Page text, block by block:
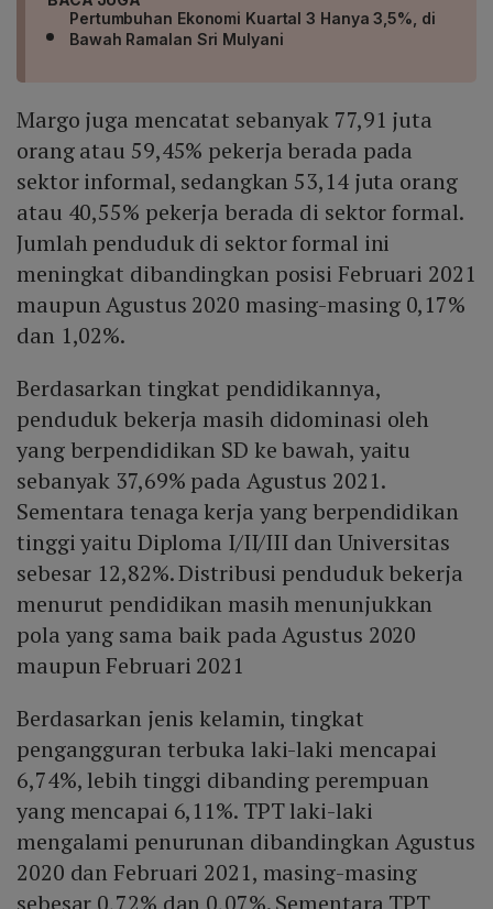
Pertumbuhan Ekonomi Kuartal 3 Hanya 3,5%, di
Bawah Ramalan Sri Mulyani
Margo juga mencatat sebanyak 77,91 juta
orang atau 59,45% pekerja berada pada
sektor informal, sedangkan 53,14 juta orang
atau 40,55% pekerja berada di sektor formal.
Jumlah penduduk di sektor formal ini
meningkat dibandingkan posisi Februari 2021
maupun Agustus 2020 masing-masing 0,17%
dan 1,02%.
Berdasarkan tingkat pendidikannya,
penduduk bekerja masih didominasi oleh
yang berpendidikan SD ke bawah, yaitu
sebanyak 37,69% pada Agustus 2021.
Sementara tenaga kerja yang berpendidikan
tinggi yaitu Diploma I/II/III dan Universitas
sebesar 12,82%. Distribusi penduduk bekerja
menurut pendidikan masih menunjukkan
pola yang sama baik pada Agustus 2020
maupun Februari 2021
Berdasarkan jenis kelamin, tingkat
pengangguran terbuka laki-laki mencapai
6,74%, lebih tinggi dibanding perempuan
yang mencapai 6,11%. TPT laki-laki
mengalami penurunan dibandingkan Agustus
2020 dan Februari 2021, masing-masing